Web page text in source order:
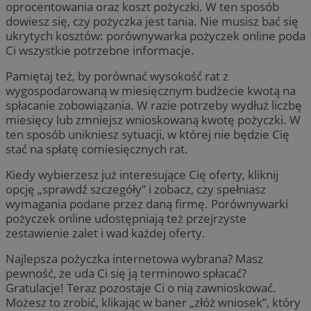
oprocentowania oraz koszt pożyczki. W ten sposób
dowiesz się, czy pożyczka jest tania. Nie musisz bać się
ukrytych kosztów: porównywarka pożyczek online poda
Ci wszystkie potrzebne informacje.
Pamiętaj też, by porównać wysokość rat z
wygospodarowaną w miesięcznym budżecie kwotą na
spłacanie zobowiązania. W razie potrzeby wydłuż liczbę
miesięcy lub zmniejsz wnioskowaną kwotę pożyczki. W
ten sposób unikniesz sytuacji, w której nie będzie Cię
stać na spłatę comiesięcznych rat.
Kiedy wybierzesz już interesujące Cię oferty, kliknij
opcję „sprawdź szczegóły” i zobacz, czy spełniasz
wymagania podane przez daną firmę. Porównywarki
pożyczek online udostępniają też przejrzyste
zestawienie zalet i wad każdej oferty.
Najlepsza pożyczka internetowa wybrana? Masz
pewność, że uda Ci się ją terminowo spłacać?
Gratulacje! Teraz pozostaje Ci o nią zawnioskować.
Możesz to zrobić, klikając w baner „złóż wniosek”, który